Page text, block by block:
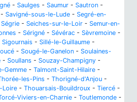
- Saulges - Saumur - Sautron -
- Savigné-sous-le-Lude - Segré-en-
Ségrie - Seiches-sur-le-Loir - Semur-en-
- Sérigné - Sévérac - Sèvremoine -
Sigournais - Sillé-le-Guillaume -
- Sougé-le-Ganelon - Soulaines-
- Soullans - Souzay-Champigny -
Gemme - Talmont-Saint-Hilaire -
les-Pins - Thorigné-d'Anjou -
Loire - Thouarsais-Bouildroux - Tiercé -
Viviers-en-Charnie - Toutlemonde -